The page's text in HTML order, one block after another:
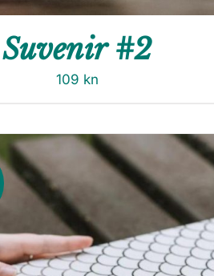
Suvenir #2
109 kn